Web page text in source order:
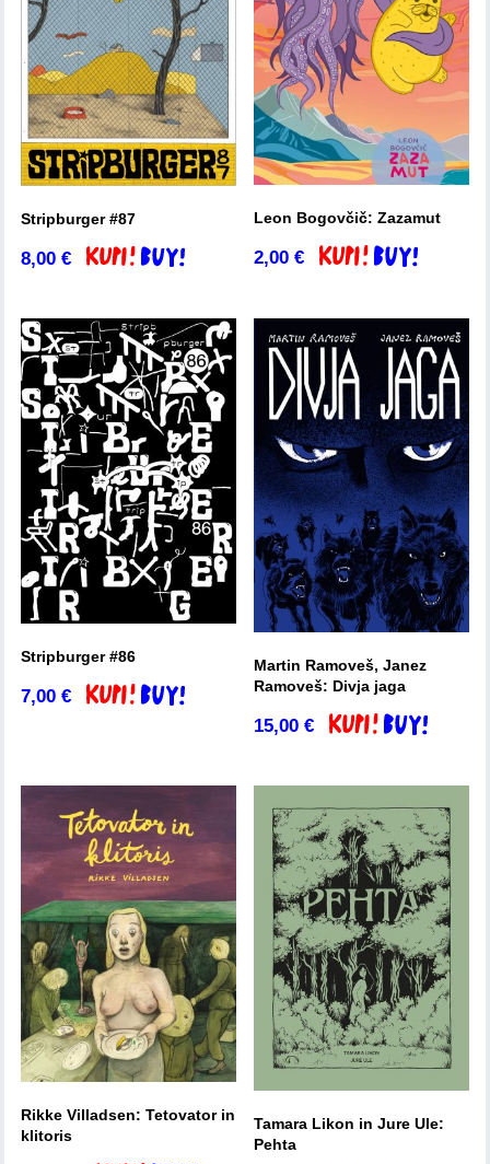
Stripburger #87
8,00€ Dodaj v košarico
Leon Bogovčič: Zazamut
2,00€ Dodaj v košarico
Stripburger #86
7,00€ Dodaj v košarico
Martin Ramoveš, Janez
Ramoveš: Divja jaga
15,00€ Dodaj v košarico
Rikke Villadsen: Tetovator in
klitoris
Tamara Likon in Jure Ule:
Pehta